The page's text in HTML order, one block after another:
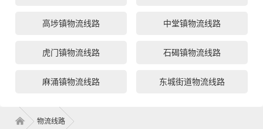
高埗镇物流线路 中堂镇物流线路
虎门镇物流线路 石碣镇物流线路
麻涌镇物流线路 东城街道物流线路
物流线路